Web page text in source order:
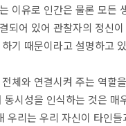
이유로 인간은 물론 모든
되어 있어 관찰자의 정신
기 때문이라고 설명하고
체와 연결시켜 주는 역할
동시성을 인식하는 것은 매
우리는 우리 자신이 타인들